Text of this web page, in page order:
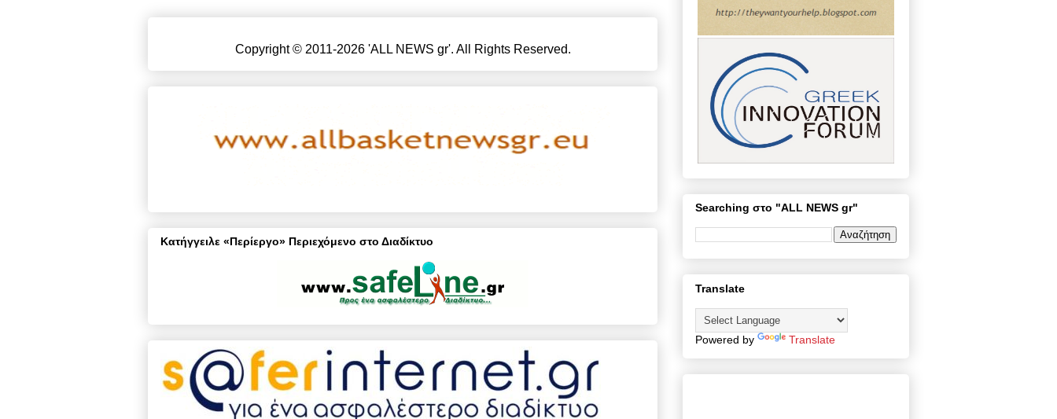
Copyright © 2011-2026 'ALL NEWS gr'. All Rights Reserved.
Κατήγγειλε «Περίεργο» Περιεχόμενο στο Διαδίκτυο
Searching στο "ALL NEWS gr"
Translate
Powered by Translate